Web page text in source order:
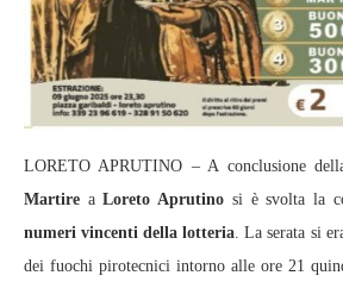
LORETO APRUTINO – A conclusione
Martire aLoreto Aprutino si è svolta la
numeri vincenti della lotteria . La serata si
dei fuochi pirotecnici intorno alle ore 21